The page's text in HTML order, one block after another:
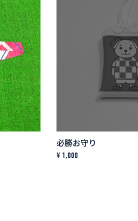
必勝お守り
¥ 1,000